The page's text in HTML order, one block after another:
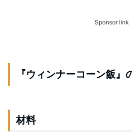
Sponsor link
『ウィンナーコーン飯』
材料